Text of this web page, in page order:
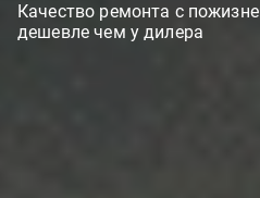
Качество ремонта с
дешевле чем у дилера